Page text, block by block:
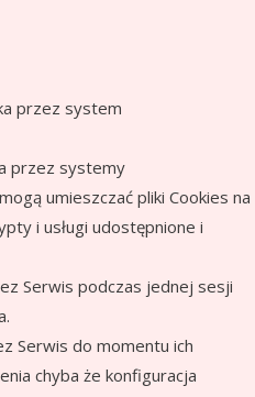
przez system
przez systemy
umieszczać pliki Cookies na
i usługi udostępnione i
Serwis podczas jednej sesji
Serwis do momentu ich
chyba że konfiguracja